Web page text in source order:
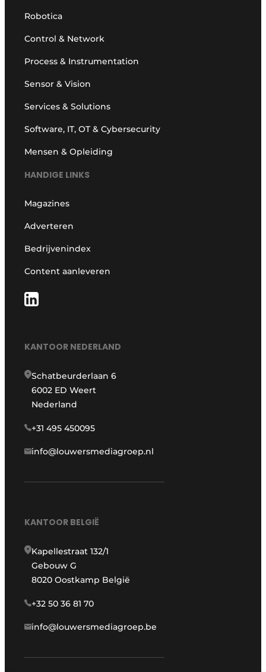
Robotica
Control & Network
Process & Instrumentation
Sensor & Vision
Services & Solutions
Software, IT, OT & Cybersecurity
Mensen & Opleiding
HANDIGE LINKS
Magazines
Adverteren
Bedrijvenindex
Content aanleveren
KANTOOR NEDERLAND
Schatbeurderlaan 6
6002 ED Weert
Nederland
+31 495 450095
info@louwersmediagroep.nl
KANTOOR BELGIË
Kapellestraat 132/1
Gebouw G
8020 Oostkamp België
+32 50 36 81 70
info@louwersmediagroep.be